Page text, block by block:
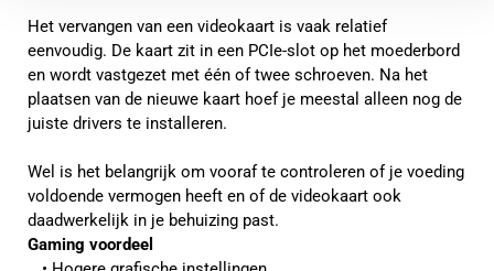
Het vervangen van een videokaart is vaak relatief
eenvoudig. De kaart zit in een PCIe-slot op het moederbord
en wordt vastgezet met één of twee schroeven. Na het
plaatsen van de nieuwe kaart hoef je meestal alleen nog de
juiste drivers te installeren.
Wel is het belangrijk om vooraf te controleren of je voeding
voldoende vermogen heeft en of de videokaart ook
daadwerkelijk in je behuizing past.
Gaming voordeel